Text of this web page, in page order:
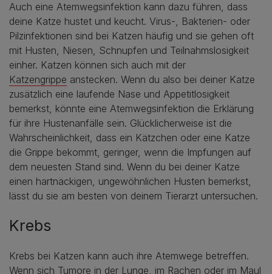
Auch eine Atemwegsinfektion kann dazu führen, dass
deine Katze hustet und keucht. Virus-, Bakterien- oder
Pilzinfektionen sind bei Katzen häufig und sie gehen oft
mit Husten, Niesen, Schnupfen und Teilnahmslosigkeit
einher. Katzen können sich auch mit der
Katzengrippe anstecken. Wenn du also bei deiner Katze
zusätzlich eine laufende Nase und Appetitlosigkeit
bemerkst, könnte eine Atemwegsinfektion die Erklärung
für ihre Hustenanfälle sein. Glücklicherweise ist die
Wahrscheinlichkeit, dass ein Kätzchen oder eine Katze
die Grippe bekommt, geringer, wenn die Impfungen auf
dem neuesten Stand sind. Wenn du bei deiner Katze
einen hartnäckigen, ungewöhnlichen Husten bemerkst,
lässt du sie am besten von deinem Tierarzt untersuchen.
Krebs
Krebs bei Katzen kann auch ihre Atemwege betreffen.
Wenn sich Tumore in der Lunge, im Rachen oder im Maul